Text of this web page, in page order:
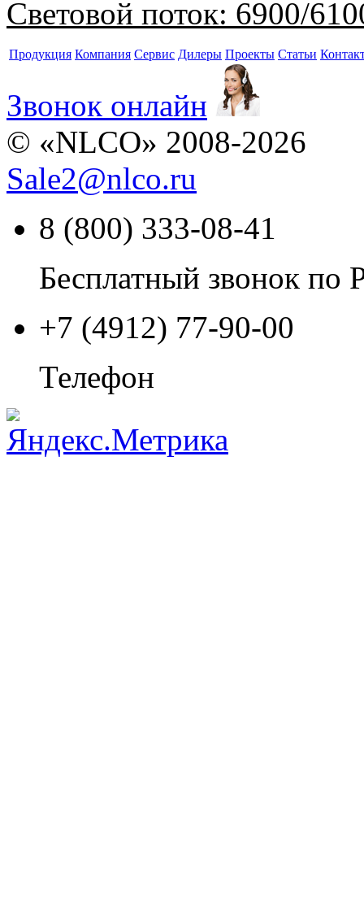
Световой поток: 6900/
Продукция Компания Сервис Дилеры Проекты Статьи
Звонок онлайн
© «NLCO» 2008-2026
Sale2@nlco.ru
8 (800) 333-08-41
Бесплатный звонок по
+7 (4912) 77-90-00
Телефон